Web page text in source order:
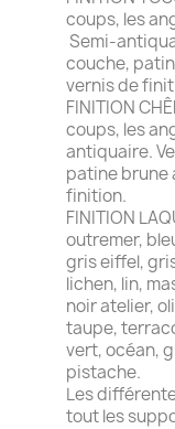
coups, les
Semi-
couche,
vernis de
FINITION
coups, les
antiquaire.
patine brune
finition.
FINITION
outremer,
gris eiffel,
lichen, lin,
noir atelier,
taupe,
vert, océan,
pistache.
Les
tout les